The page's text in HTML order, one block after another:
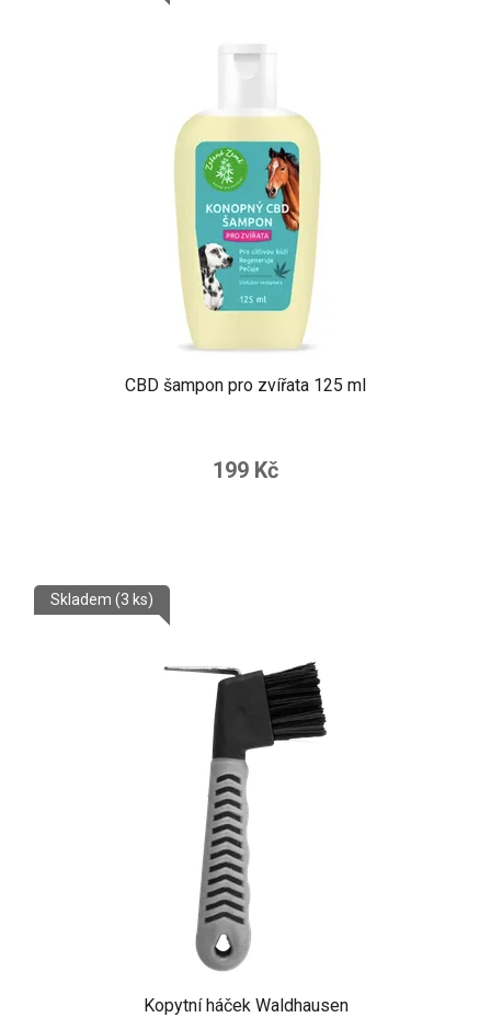
CBD šampon pro zvířata 125 ml
199 Kč
Kopytní háček Waldhausen
Skladem (3 ks)